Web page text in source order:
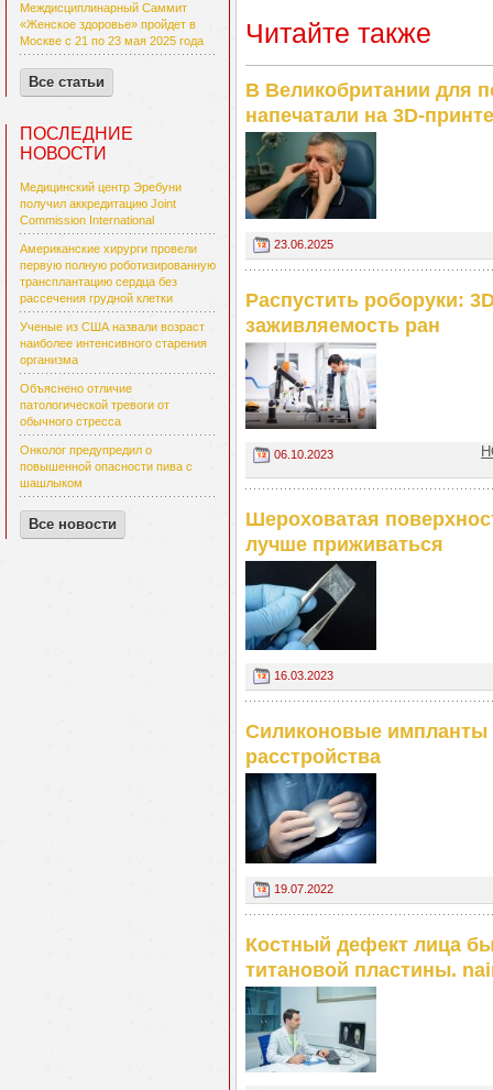
Междисциплинарный Саммит
«Женское здоровье» пройдет в
Москве с 21 по 23 мая 2025 года
Все статьи
ПОСЛЕДНИЕ
НОВОСТИ
Медицинский центр Эребуни
получил аккредитацию Joint
Commission International
Американские хирурги провели
первую полную роботизированную
трансплантацию сердца без
рассечения грудной клетки
Ученые из США назвали возраст
наиболее интенсивного старения
организма
Объяснено отличие
патологической тревоги от
обычного стресса
Онколог предупредил о
повышенной опасности пива с
шашлыком
Все новости
Читайте также
В Великобритании для
напечатали на 3D-
23.06.2025
Распустить роборуки:
заживляемость ран
06.10.2023
Шероховатая
лучше приживаться
16.03.2023
Силиконовые
расстройства
19.07.2022
Костный дефект лица
титановой пластины.